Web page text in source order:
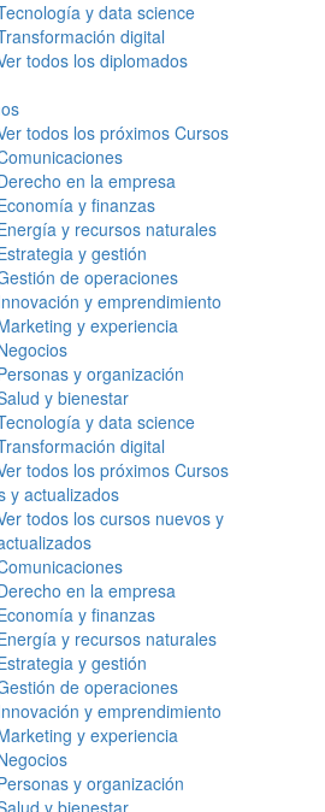
y data science
digital
todos los diplomados
todos los próximos Cursos
en la empresa
y finanzas
y recursos naturales
y gestión
de operaciones
y emprendimiento
y experiencia
y organización
y bienestar
y data science
digital
todos los próximos Cursos
y actualizados
todos los cursos nuevos y
en la empresa
y finanzas
y recursos naturales
y gestión
de operaciones
y emprendimiento
y experiencia
y organización